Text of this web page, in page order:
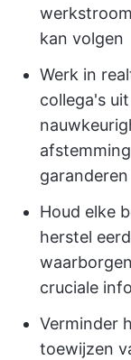
kan volgen
Werk in
collega's
garanderen
Houd elke
herstel
cruciale
Verminder
toewijzen